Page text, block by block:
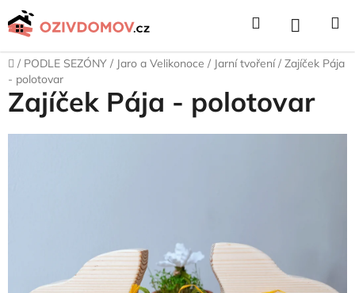
Přejít
na
Hledat NÁKUPNÍ
KOŠÍK
Domů
/ PODLE SEZÓNY / Jaro a Velikonoce / Jarní tvoření / Zajíček Pája
- polotovar
Zajíček Pája - polotovar